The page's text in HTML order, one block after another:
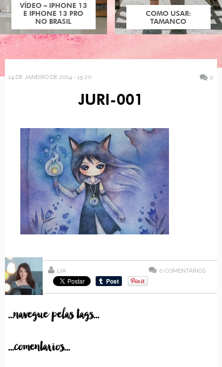
VÍDEO – IPHONE 13
E IPHONE 13 PRO
NO BRASIL
COMO USAR:
TAMANCO
14 DE JANEIRO DE 2014 - 15:20 0
JURI-001
LIA 0 COMENTÁRIOS
...navegue pelas tags...
...comentarios...